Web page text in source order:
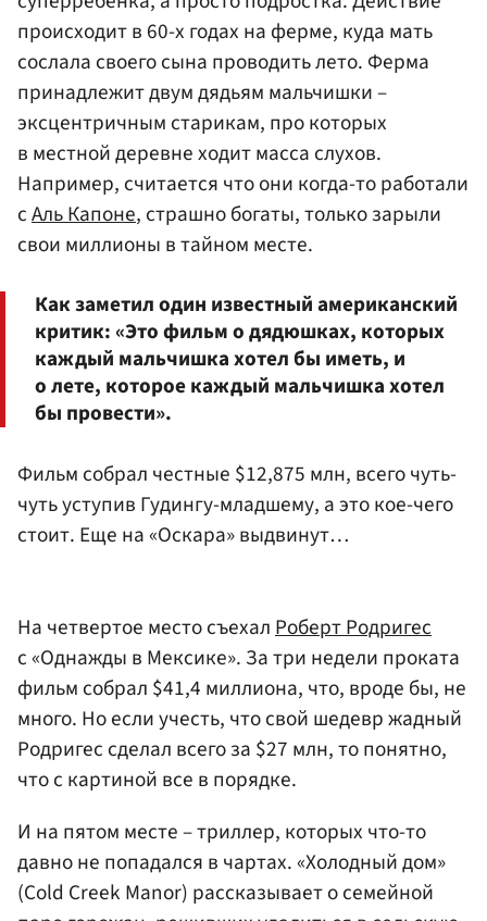
происходит в 60-х годах на ферме, куда мать
сослала своего сына проводить лето. Ферма
принадлежит двум дядьям мальчишки –
эксцентричным старикам, про которых
в местной деревне ходит масса слухов.
Например, считается что они когда-то работали
сАль Капоне, страшно богаты, только зарыли
свои миллионы в тайном месте.
Как заметил один известный американский
критик: «Это фильм о дядюшках, которых
каждый мальчишка хотел бы иметь, и
о лете, которое каждый мальчишка хотел
бы провести».
Фильм собрал честные $12,875 млн, всего чуть-
чуть уступив Гудингу-младшему, а это кое-чего
стоит. Еще на «Оскара» выдвинут…
На четвертое место съехалРоберт Родригес
с «Однажды в Мексике». За три недели проката
фильм собрал $41,4 миллиона, что, вроде бы, не
много. Но если учесть, что свой шедевр жадный
Родригес сделал всего за $27 млн, то понятно,
что с картиной все в порядке.
И на пятом месте – триллер, которых что-то
давно не попадался в чартах. «Холодный дом»
(Cold Creek Manor) рассказывает о семейной